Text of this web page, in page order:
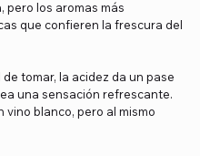
pero los aromas más
que confieren la frescura del
tomar, la acidez da un pase
una sensación refrescante.
vino blanco, pero al mismo